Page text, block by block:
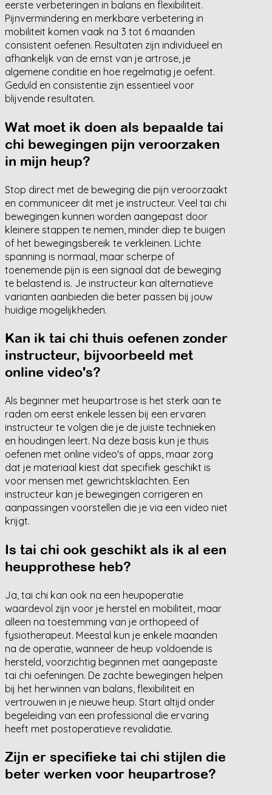
eerste verbeteringen in balans en flexibiliteit.
Pijnvermindering en merkbare verbetering in
mobiliteit komen vaak na 3 tot 6 maanden
consistent oefenen. Resultaten zijn individueel en
afhankelijk van de ernst van je artrose, je
algemene conditie en hoe regelmatig je oefent.
Geduld en consistentie zijn essentieel voor
blijvende resultaten.
Wat moet ik doen als bepaalde tai
chi bewegingen pijn veroorzaken
in mijn heup?
Stop direct met de beweging die pijn veroorzaakt
en communiceer dit met je instructeur. Veel tai chi
bewegingen kunnen worden aangepast door
kleinere stappen te nemen, minder diep te buigen
of het bewegingsbereik te verkleinen. Lichte
spanning is normaal, maar scherpe of
toenemende pijn is een signaal dat de beweging
te belastend is. Je instructeur kan alternatieve
varianten aanbieden die beter passen bij jouw
huidige mogelijkheden.
Kan ik tai chi thuis oefenen zonder
instructeur, bijvoorbeeld met
online video's?
Als beginner met heupartrose is het sterk aan te
raden om eerst enkele lessen bij een ervaren
instructeur te volgen die je de juiste technieken
en houdingen leert. Na deze basis kun je thuis
oefenen met online video's of apps, maar zorg
dat je materiaal kiest dat specifiek geschikt is
voor mensen met gewrichtsklachten. Een
instructeur kan je bewegingen corrigeren en
aanpassingen voorstellen die je via een video niet
krijgt.
Is tai chi ook geschikt als ik al een
heupprothese heb?
Ja, tai chi kan ook na een heupoperatie
waardevol zijn voor je herstel en mobiliteit, maar
alleen na toestemming van je orthopeed of
fysiotherapeut. Meestal kun je enkele maanden
na de operatie, wanneer de heup voldoende is
hersteld, voorzichtig beginnen met aangepaste
tai chi oefeningen. De zachte bewegingen helpen
bij het herwinnen van balans, flexibiliteit en
vertrouwen in je nieuwe heup. Start altijd onder
begeleiding van een professional die ervaring
heeft met postoperatieve revalidatie.
Zijn er specifieke tai chi stijlen die
beter werken voor heupartrose?